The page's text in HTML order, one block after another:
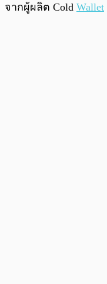
จากผู้ผลิต Cold Wallet